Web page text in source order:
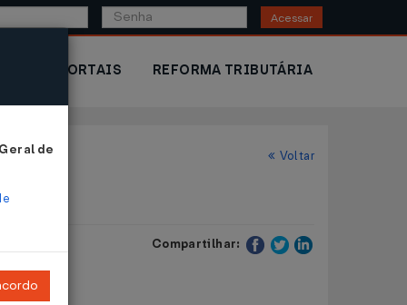
Acessar
PORTAIS REFORMA TRIBUTÁRIA
Voltar
Compartilhar:
de